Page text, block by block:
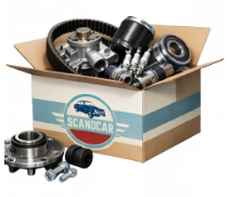
D’ENVIE